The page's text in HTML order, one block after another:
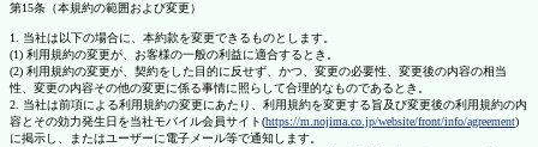
第15条（本規約の範囲および変更）
1. 当社は以下の場合に、本約款を変更できるものとします。
(1) 利用規約の変更が、お客様の一般の利益に適合するとき。
(2) 利用規約の変更が、契約をした目的に反せず、かつ、変更の必要性、変更後の内容の相当
性、変更の内容その他の変更に係る事情に照らして合理的なものであるとき。
2. 当社は前項による利用規約の変更にあたり、利用規約を変更する旨及び変更後の利用規約の内
容とその効力発生日を当社モバイル会員サイト(https://m.nojima.co.jp/website/front/info/agreement)
に掲示し、またはユーザーに電子メール等で通知します。